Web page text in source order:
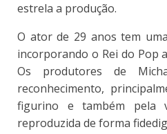
estrela a produção.
O ator de 29 anos tem
incorporando o Rei do Pop
Os produtores de
reconhecimento,
figurino e também pela
reproduzida de forma